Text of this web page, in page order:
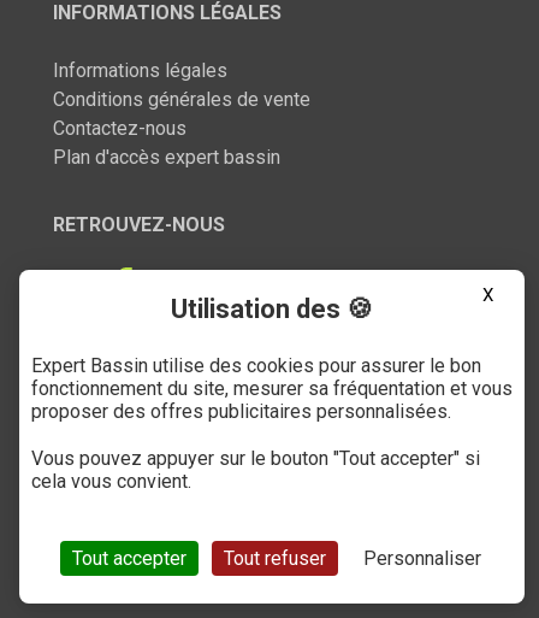
INFORMATIONS LÉGALES
Informations légales
Conditions générales de vente
Contactez-nous
Plan d'accès expert bassin
RETROUVEZ-NOUS
SERVICE CLIENT
03 27 89 21 52
Du mardi au samedi
X
Utilisation des 🍪
Expert Bassin utilise des cookies pour assurer le bon
fonctionnement du site, mesurer sa fréquentation et vous
proposer des offres publicitaires personnalisées.
Vous pouvez appuyer sur le bouton "Tout accepter" si
cela vous convient.
Tout accepter Tout refuser Personnaliser